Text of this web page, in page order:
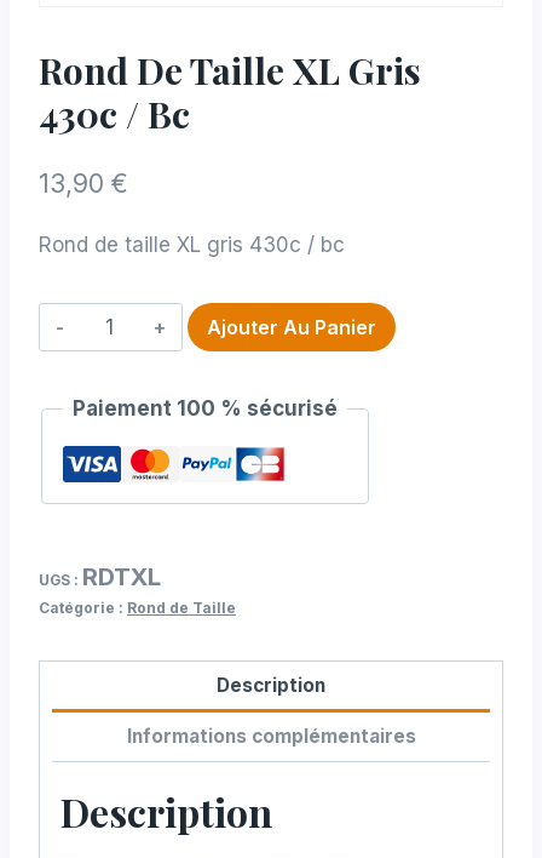
Rond De Taille XL Gris
430c / Bc
13,90 €
Rond de taille XL gris 430c / bc
quantité
de
de
taille
XL
/
bc
Ajouter Au Panier
Paiement 100 % sécurisé
UGS : RDTXL
Catégorie : Rond de Taille
Description
Informations complémentaires
Description